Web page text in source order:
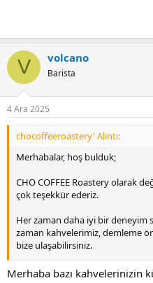
V volcano
Barista
4 Ara 2025
chocoffeeroastery' Alıntı:
Merhabalar, hoş bulduk;
CHO COFFEE Roastery olarak
çok teşekkür ederiz.
Her zaman daha iyi bir deneyim
zaman kahvelerimiz, demleme
bize ulaşabilirsiniz.
Keyifli demlemeler dileriz
Merhaba bazı kahvelerinizin